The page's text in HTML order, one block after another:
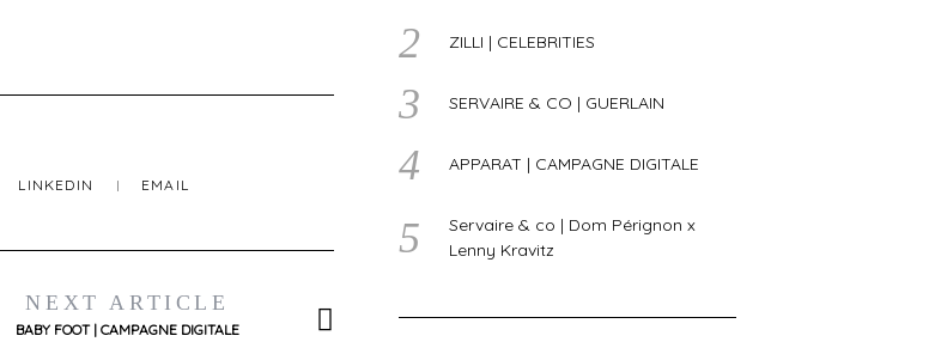
LINKEDIN EMAIL
NEXT ARTICLE
BABY FOOT | CAMPAGNE DIGITALE
ZILLI | CELEBRITIES
SERVAIRE & CO | GUERLAIN
APPARAT | CAMPAGNE DIGITALE
Servaire & co | Dom Pérignon x
Lenny Kravitz